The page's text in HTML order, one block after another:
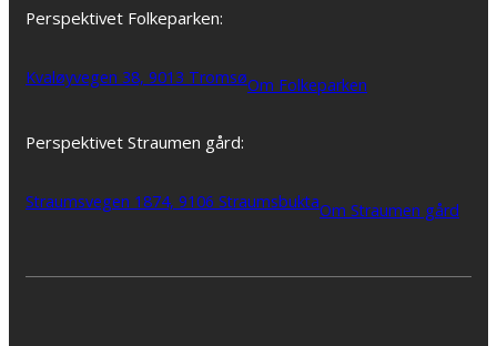
Perspektivet Folkeparken:
Kvaløyvegen 38, 9013 TromsøOm Folkeparken
Perspektivet Straumen gård:
Straumsvegen 1874, 9106 StraumsbuktaOm Straumen gård